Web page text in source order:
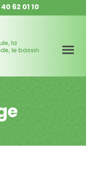
62 01 10
la
le bassin